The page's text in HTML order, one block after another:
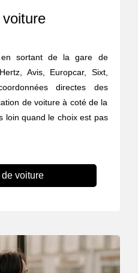
sortant de la gare de
Avis, Europcar, Sixt,
directes des
de voiture à coté de la
loin quand le choix est pas
de voiture